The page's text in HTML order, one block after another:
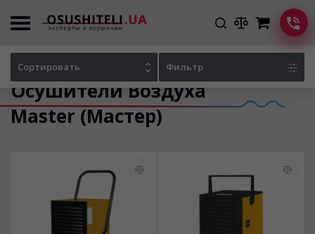
Осушители Воздуха
Master (Мастер)
Сортировать Фильтр